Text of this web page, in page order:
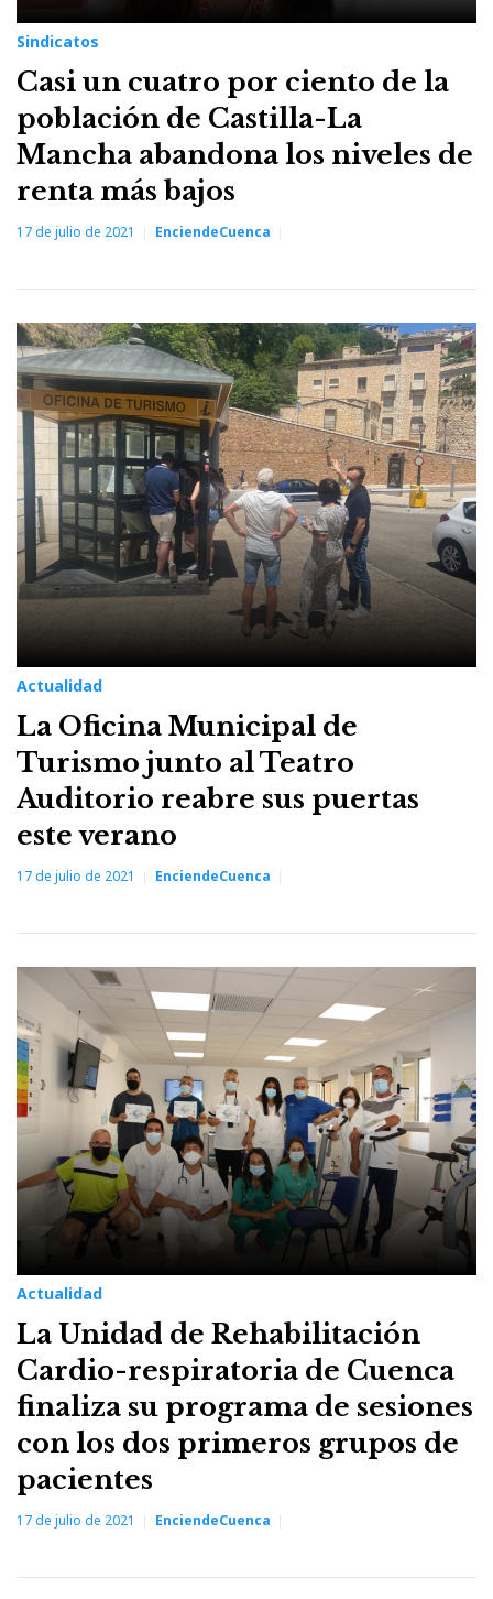
Sindicatos
Casi un cuatro por ciento de la
población de Castilla-La
Mancha abandona los niveles de
renta más bajos
17 de julio de 2021 EnciendeCuenca
Actualidad
La Oficina Municipal de
Turismo junto al Teatro
Auditorio reabre sus puertas
este verano
17 de julio de 2021 EnciendeCuenca
Actualidad
La Unidad de Rehabilitación
Cardio-respiratoria de Cuenca
finaliza su programa de sesiones
con los dos primeros grupos de
pacientes
17 de julio de 2021 EnciendeCuenca